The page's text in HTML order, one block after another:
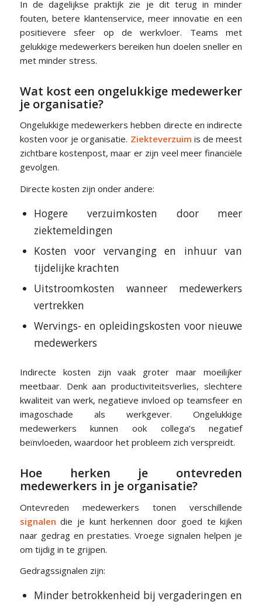
In de dagelijkse praktijk zie je dit terug in minder
fouten, betere klantenservice, meer innovatie en een
positievere sfeer op de werkvloer. Teams met
gelukkige medewerkers bereiken hun doelen sneller en
met minder stress.
Wat kost een ongelukkige medewerker
je organisatie?
Ongelukkige medewerkers hebben directe en indirecte
kosten voor je organisatie. Ziekteverzuim is de meest
zichtbare kostenpost, maar er zijn veel meer financiële
gevolgen.
Directe kosten zijn onder andere:
Hogere verzuimkosten door meer
ziektemeldingen
Kosten voor vervanging en inhuur van
tijdelijke krachten
Uitstroomkosten wanneer medewerkers
vertrekken
Wervings- en opleidingskosten voor nieuwe
medewerkers
Indirecte kosten zijn vaak groter maar moeilijker
meetbaar. Denk aan productiviteitsverlies, slechtere
kwaliteit van werk, negatieve invloed op teamsfeer en
imagoschade als werkgever. Ongelukkige
medewerkers kunnen ook collega’s negatief
beïnvloeden, waardoor het probleem zich verspreidt.
Hoe herken je ontevreden
medewerkers in je organisatie?
Ontevreden medewerkers tonen verschillende
signalen die je kunt herkennen door goed te kijken
naar gedrag en prestaties. Vroege signalen helpen je
om tijdig in te grijpen.
Gedragssignalen zijn:
Minder betrokkenheid bij vergaderingen en